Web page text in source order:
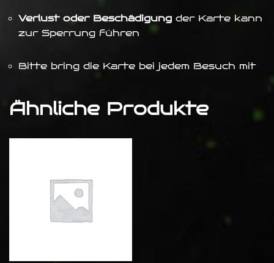
Verlust oder Beschädigung der Karte kann
zur Sperrung führen
Bitte bring die Karte bei jedem Besuch mit
Ähnliche Produkte